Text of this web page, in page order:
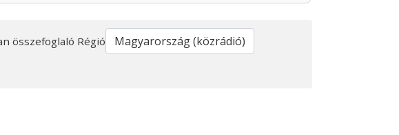
összefoglaló Régió